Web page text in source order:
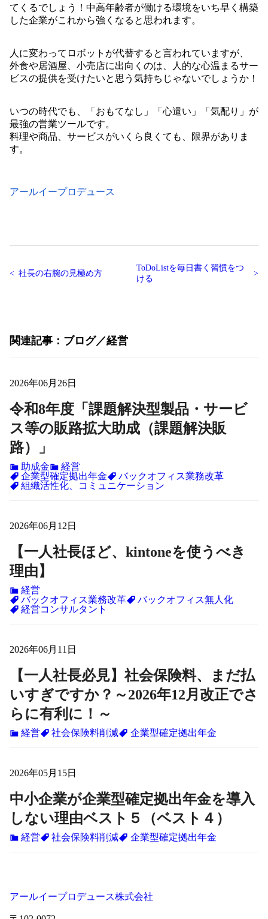
てくるでしょう！中高年齢者が働ける環境をいち早く構築
した企業がこれから強くなると思われます。
人に変わってロボットが代替すると言われていますが、
外食や居酒屋、小売店に出向くのは、人的な心温まるサー
ビスの提供を受けたいと思う気持ちじゃないでしょうか！
いつの時代でも、「おもてなし」「心遣い」「気配り」が
最強の営業ツールです。
料理や商品、サービスがいくら良くても、限界がありま
す。
アールイープロデュース
社長の右腕の見極め方
ToDoListを毎日書く習慣をつ
ける
関連記事 ブログ 経営
2026年06月26日
令和8年度「課題解決型製品・サービ
ス等の販路拡大助成（課題解決販
路）」
助成金
経営
企業型確定拠出年金
バックオフィス業務改革
組織活性化、コミュニケーション
2026年06月12日
【一人社長ほど、kintoneを使うべき
理由】
経営
バックオフィス業務改革
バックオフィス無人化
経営コンサルタント
2026年06月11日
【一人社長必見】社会保険料、まだ払
いすぎですか？～2026年12月改正でさ
らに有利に！～
経営 社会保険料削減 企業型確定拠出年金
2026年05月15日
中小企業が企業型確定拠出年金を導入
しない理由ベスト５（ベスト４）
経営 社会保険料削減 企業型確定拠出年金
アールイープロデュース株式会社